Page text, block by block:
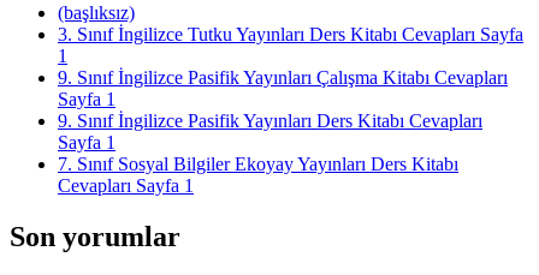
(başlıksız)
3. Sınıf İngilizce Tutku Yayınları Ders Kitabı Cevapları Sayfa
1
9. Sınıf İngilizce Pasifik Yayınları Çalışma Kitabı Cevapları
Sayfa 1
9. Sınıf İngilizce Pasifik Yayınları Ders Kitabı Cevapları
Sayfa 1
7. Sınıf Sosyal Bilgiler Ekoyay Yayınları Ders Kitabı
Cevapları Sayfa 1
Son yorumlar